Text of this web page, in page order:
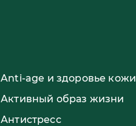
Anti-age и здоровье кожи
Активный образ жизни
Антистресс